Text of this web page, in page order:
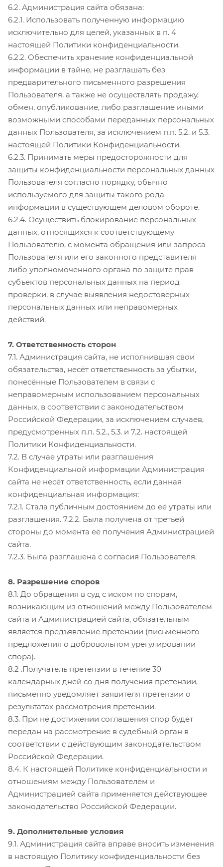
6.2. Администрация сайта обязана:
6.2.1. Использовать полученную информацию
исключительно для целей, указанных в п. 4
настоящей Политики конфиденциальности.
6.2.2. Обеспечить хранение конфиденциальной
информации в тайне, не разглашать без
предварительного письменного разрешения
Пользователя, а также не осуществлять продажу,
обмен, опубликование, либо разглашение иными
возможными способами переданных персональных
данных Пользователя, за исключением п.п. 5.2. и 5.3.
настоящей Политики Конфиденциальности.
6.2.3. Принимать меры предосторожности для
защиты конфиденциальности персональных данных
Пользователя согласно порядку, обычно
используемого для защиты такого рода
информации в существующем деловом обороте.
6.2.4. Осуществить блокирование персональных
данных, относящихся к соответствующему
Пользователю, с момента обращения или запроса
Пользователя или его законного представителя
либо уполномоченного органа по защите прав
субъектов персональных данных на период
проверки, в случае выявления недостоверных
персональных данных или неправомерных
действий.
7. Ответственность сторон
7.1. Администрация сайта, не исполнившая свои
обязательства, несёт ответственность за убытки,
понесённые Пользователем в связи с
неправомерным использованием персональных
данных, в соответствии с законодательством
Российской Федерации, за исключением случаев,
предусмотренных п.п. 5.2., 5.3. и 7.2. настоящей
Политики Конфиденциальности.
7.2. В случае утраты или разглашения
Конфиденциальной информации Администрация
сайта не несёт ответственность, если данная
конфиденциальная информация:
7.2.1. Стала публичным достоянием до её утраты или
разглашения. 7.2.2. Была получена от третьей
стороны до момента её получения Администрацией
сайта.
7.2.3. Была разглашена с согласия Пользователя.
8. Разрешение споров
8.1. До обращения в суд с иском по спорам,
возникающим из отношений между Пользователем
сайта и Администрацией сайта, обязательным
является предъявление претензии (письменного
предложения о добровольном урегулировании
спора).
8.2 .Получатель претензии в течение 30
календарных дней со дня получения претензии,
письменно уведомляет заявителя претензии о
результатах рассмотрения претензии.
8.3. При не достижении соглашения спор будет
передан на рассмотрение в судебный орган в
соответствии с действующим законодательством
Российской Федерации.
8.4. К настоящей Политике конфиденциальности и
отношениям между Пользователем и
Администрацией сайта применяется действующее
законодательство Российской Федерации.
9. Дополнительные условия
9.1. Администрация сайта вправе вносить изменения
в настоящую Политику конфиденциальности без